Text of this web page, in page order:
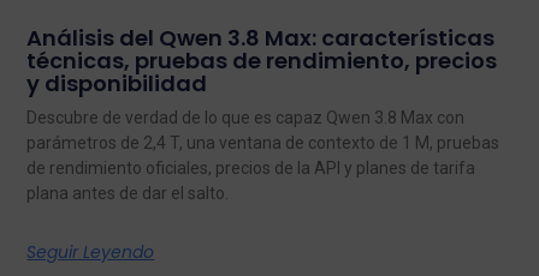
Análisis del Qwen 3.8 Max: características
técnicas, pruebas de rendimiento, precios
y disponibilidad
Descubre de verdad de lo que es capaz Qwen 3.8 Max con
parámetros de 2,4 T, una ventana de contexto de 1 M, pruebas
de rendimiento oficiales, precios de la API y planes de tarifa
plana antes de dar el salto.
Seguir Leyendo